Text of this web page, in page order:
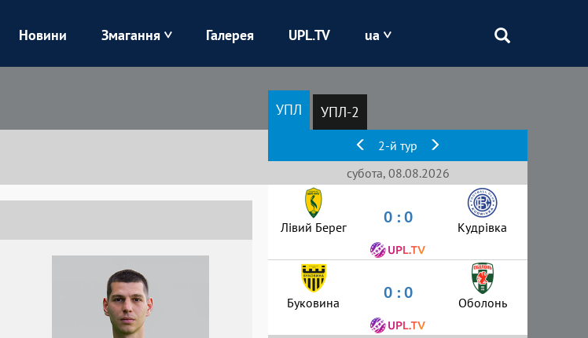
Колос Кривбас
Оболонь
Новини Змагання Галерея UPL.TV ua
УПЛ УПЛ-2
2-й тур
субота, 08.08.2026
Лівий Берег 0 : 0 Кудрівка
Буковина 0 : 0 Оболонь